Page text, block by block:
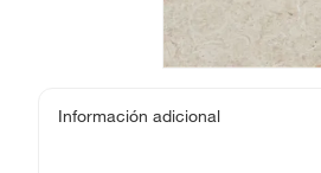
Información adicional